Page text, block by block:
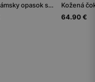
Hnedý dámsky opasok so zaoblenou zlatou prackou
64.90 €